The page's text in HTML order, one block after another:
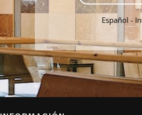
Español -